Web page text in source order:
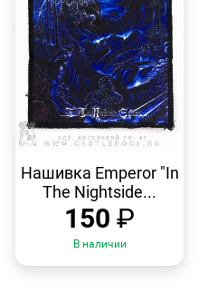
ПРОСМОТР
Нашивка Emperor "In
The Nightside...
150 ₽
В наличии